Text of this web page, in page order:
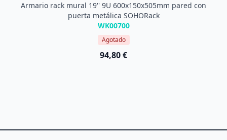
Armario rack mural 19'' 9U 600x150x505mm pared con
puerta metálica SOHORack
WK00700
Agotado
94,80 €